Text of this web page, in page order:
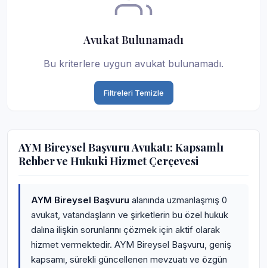
Avukat Bulunamadı
Bu kriterlere uygun avukat bulunamadı.
Filtreleri Temizle
AYM Bireysel Başvuru Avukatı: Kapsamlı
Rehber ve Hukuki Hizmet Çerçevesi
AYM Bireysel Başvuru alanında uzmanlaşmış 0
avukat, vatandaşların ve şirketlerin bu özel hukuk
dalına ilişkin sorunlarını çözmek için aktif olarak
hizmet vermektedir. AYM Bireysel Başvuru, geniş
kapsamı, sürekli güncellenen mevzuatı ve özgün